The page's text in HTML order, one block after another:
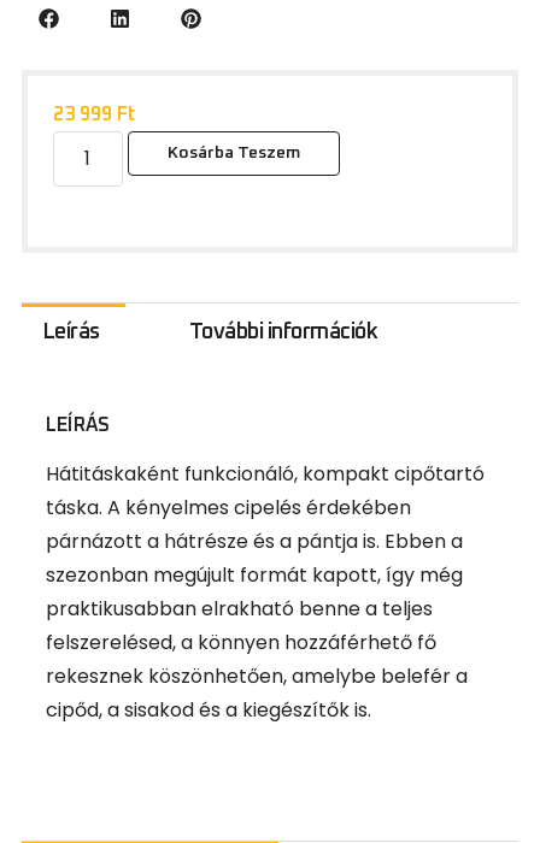
23 999 Ft
Kosárba Teszem
Leírás További információk
LEÍRÁS
Hátitáskaként funkcionáló, kompakt cipőtartó
táska. A kényelmes cipelés érdekében
párnázott a hátrésze és a pántja is. Ebben a
szezonban megújult formát kapott, így még
praktikusabban elrakható benne a teljes
felszerelésed, a könnyen hozzáférhető fő
rekesznek köszönhetően, amelybe belefér a
cipőd, a sisakod és a kiegészítők is.